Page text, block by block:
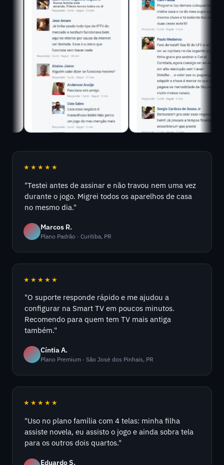
★★★★★
"Testei antes de assinar e não travou nem uma vez
durante o jogo. Migrei todos os aparelhos de casa
no mesmo dia."
Marcos R.
Plano Padrão · Curitiba, PR
★★★★★
"O suporte responde rápido e me ajudou a
configurar na Smart TV em poucos minutos.
Recomendo para quem tem TV mais antiga
também."
Cíntia A.
Plano Premium · São José dos Pinhais, PR
★★★★★
"Uso no plano família com 4 telas: minha filha
assiste novela, eu assisto o jogo e ainda sobra tela
para os outros dois quartos."
Eduardo S.